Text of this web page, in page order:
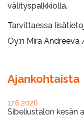
välityspalkkiolla.
Tarvittaessa
Oy:n Mira Andreeva
Ajankohtaista
17.6.2026
Sibeliustalon kesän